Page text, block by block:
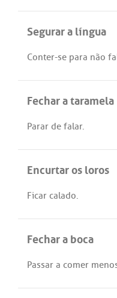
Segurar a língua
Conter-se para não
Fechar a taramela
Parar de falar.
Encurtar os loros
Ficar calado.
Fechar a boca
Passar a comer